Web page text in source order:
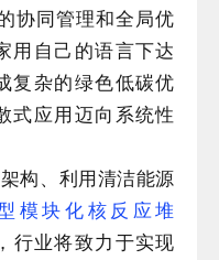
协同管理和全局优
用自己的语言下达
复杂的绿色低碳优
式应用迈向系统性
构、利用清洁能源
模块化核反应堆
行业将致力于实现